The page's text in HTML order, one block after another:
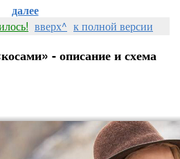
далее
вверх^ к полной версии
- описание и схема